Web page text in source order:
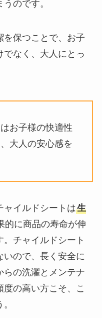
のです。
を保つことで、お子
なく、大人にとっ
お子様の快適性
大人の安心感を
ャイルドシートは生
的に商品の寿命が伸
チャイルドシート
いので、長く安全に
らの洗濯とメンテナ
度の高い方こそ、こ